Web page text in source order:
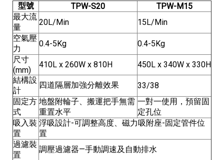
型號
TPW-S20
TPW-M15
最大流
量
20L/Min
15L/Min
空氣壓
力
0.4-5Kg
0.4-5Kg
尺寸
(mm)
410L x 260W x 810H
450L x 340W x 330H
結構設
計
四道隔層加強分離效果
33/38
固定方
式
地盤附輪子、搬運把手無需
重置水平
一對一使用，預留固
定孔位
吸入裝
置
浮吸設計-可調整高度、磁力吸附座-固定管件位
置
過濾裝
置
調壓過濾器—手動調速及自動排水